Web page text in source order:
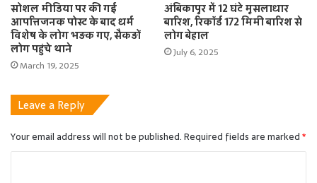
सोशल मीडिया पर की गई
आपत्तिजनक पोस्ट के बाद धर्म
विशेष के लोग भड़क गए, सैकड़ों
लोग पहुंचे थाने
March 19, 2025
अंबिकापुर में 12 घंटे मूसलाधार
बारिश, रिकॉर्ड 172 मिमी बारिश से
लोग बेहाल
July 6, 2025
Leave a Reply
Your email address will not be published.Required fields are marked*